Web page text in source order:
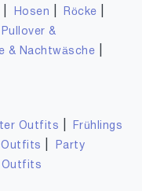
Hosen Röcke
Pullover &
& Nachtwäsche
Outfits
Frühlings
Outfits
Party
Outfits